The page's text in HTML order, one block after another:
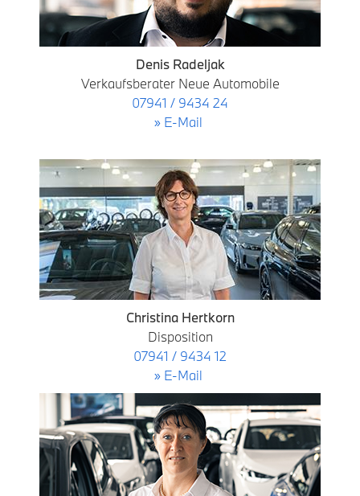
Denis Radeljak
Verkaufsberater Neue Automobile
07941 / 9434 24
» E-Mail
Christina Hertkorn
Disposition
07941 / 9434 12
» E-Mail